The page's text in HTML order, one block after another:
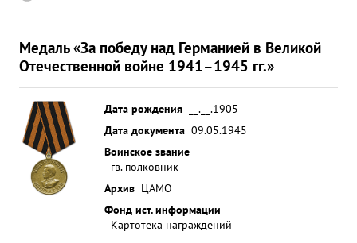
Медаль «За победу над Германией в Великой
Отечественной войне 1941–1945 гг.»
Дата рождения
__.__.1905
Дата документа 09.05.1945
Воинское звание
гв. полковник
Архив ЦАМО
Фонд ист. информации
Картотека награждений